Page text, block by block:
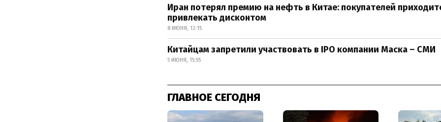
Иран потерял премию на нефть в Китае: покупателей
привлекать дисконтом
8 ИЮНЯ, 12:15
Китайцам запретили участвовать в IPO компании Маска – СМИ
5 ИЮНЯ, 15:55
ГЛАВНОЕ СЕГОДНЯ